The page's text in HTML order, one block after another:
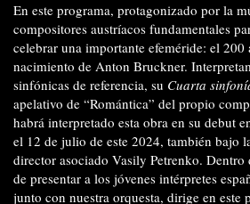
En este programa, protagonizado por la
compositores austríacos fundamentales
celebrar una importante efeméride: el 200
nacimiento de Anton Bruckner.
sinfónicas de referencia, su Cuarta
apelativo de “Romántica” del propio
habrá interpretado esta obra en su debut
el 12 de julio de este 2024, también bajo
director asociado Vasily Petrenko.
de presentar a los jóvenes intérpretes
junto con nuestra orquesta, dirige en este